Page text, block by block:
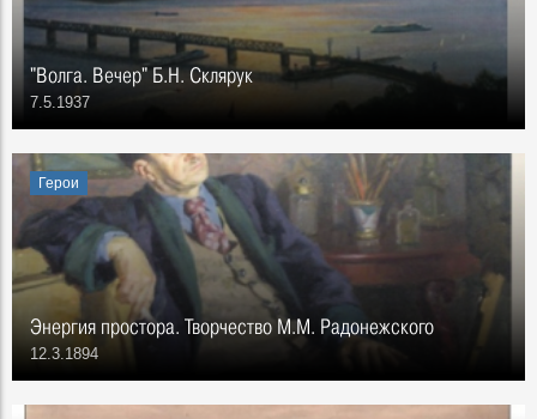
"Волга. Вечер" Б.Н. Склярук
7.5.1937
Герои
Энергия простора. Творчество М.М. Радонежского
12.3.1894